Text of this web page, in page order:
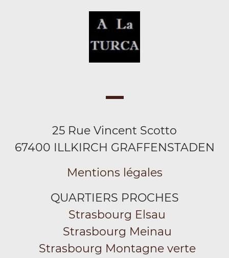
25 Rue Vincent Scotto
67400 ILLKIRCH GRAFFENSTADEN
Mentions légales
QUARTIERS PROCHES
Strasbourg Elsau
Strasbourg Meinau
Strasbourg Montagne verte